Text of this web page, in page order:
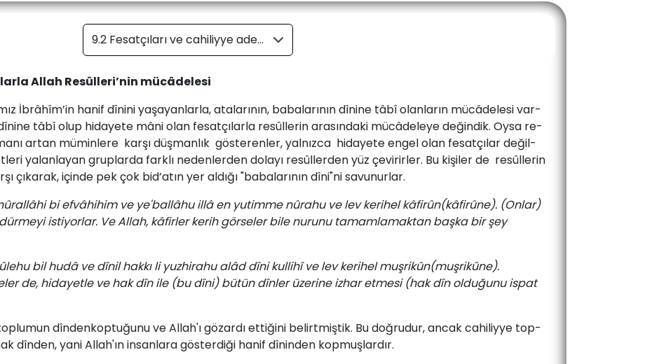
9.2 Fesatçıları ve cahiliyye adetleri üzere inananları atalar dînine bağlı kılan asıl sebep
Allah Resûlleri’nin mücâdelesi
İb­râ­hîm’in­ ha­nif­ dî­ni­ni­ ya­şa­yan­lar­la,­­ ata­la­rı­nın,­ ba­ba­la­rı­nın ­dî­ni­ne ­tâ­bî­ olan­la­rın­ mü­câ­de­le­si­ var­
dî­ni­ne ­tâ­bî­ olup ­hi­da­ye­te ­mâ­ni­ olan­ fe­sat­çı­lar­la ­resûl­le­rin­ ara­sın­da­ki­ mü­câ­de­le­ye­ de­ğin­dik.­ Oy­sa ­re­
ar­tan­ mümin­le­re ­ karşı ­düşman­lık ­ göste­renler, ­yal­nızca ­ hidaye­te­ en­gel­ olan ­fe­sat­çı­lar­ de­ğil­
ya­lan­layan­ grup­lar­da ­fark­lı­ ne­den­ler­den ­do­la­yı­ re­sûl­ler­den­ yüz­ çe­vi­rir­ler. ­Bu ­ki­şiler de ­ resûllerin
çıkarak, içinde pek çok ­bid’atın ­yer­ al­dı­ğı­ "ba­ba­la­rı­nın ­dî­ni"ni­ sa­vu­nur­lar.­
nûrallâhi bi efvâhihim ve ye'ballâhu illâ en yutimme nûrahu ve lev kerihel kâfirûn(kâfirûne). (Onlar)
istiyorlar. Ve Allah, kâfirler kerih görseler bile nurunu tamamlamaktan başka bir şey
bil hudâ ve dînil hakkı li yuzhirahu alâd dîni kullihî ve lev kerihel muşrikûn(muşrikûne).
de, hidayetle ve hak dîn ile (bu dîni) bütün dînler üzerine izhar etmesi (hak dîn olduğunu ispat
dîndenkoptuğunu ­ve­ Allah'ı ­gö­zar­dı ­et­ti­ği­ni ­be­lirt­miş­tik.­ Bu­ doğ­ru­dur, ­an­cak­ cahiliyye ­top­
dîn­den, ­ya­ni­ Al­lah'ın ­in­san­la­ra­ gös­ter­diği ­ha­nif­ dî­nin­den ­kop­muş­lar­dır.­